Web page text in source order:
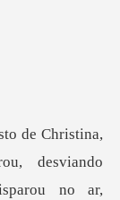
0
desviando